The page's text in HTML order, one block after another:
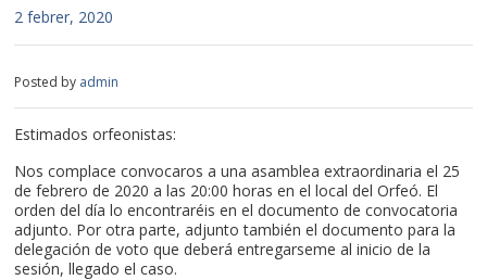
2 febrer, 2020
Posted by admin
Estimados orfeonistas:
Nos complace convocaros a una asamblea extraordinaria el 25
de febrero de 2020 a las 20:00 horas en el local del Orfeó. El
orden del día lo encontraréis en el documento de convocatoria
adjunto. Por otra parte, adjunto también el documento para la
delegación de voto que deberá entregarseme al inicio de la
sesión, llegado el caso.